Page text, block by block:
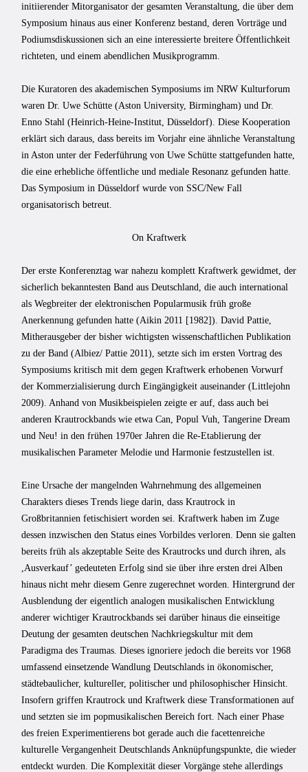
initiierender Mitorganisator der gesamten Veranstaltung, die über dem
Symposium hinaus aus einer Konferenz bestand, deren Vorträge und
Podiumsdiskussionen sich an eine interessierte breitere Öffentlichkeit
richteten, und einem abendlichen Musikprogramm.
Die Kuratoren des akademischen Symposiums im NRW Kulturforum
waren Dr. Uwe Schütte (Aston University, Birmingham) und Dr.
Enno Stahl (Heinrich-Heine-Institut, Düsseldorf). Diese Kooperation
erklärt sich daraus, dass bereits im Vorjahr eine ähnliche Veranstaltung
in Aston unter der Federführung von Uwe Schütte stattgefunden hatte,
die eine erhebliche öffentliche und mediale Resonanz gefunden hatte.
Das Symposium in Düsseldorf wurde von SSC/New Fall
organisatorisch betreut.
On Kraftwerk
Der erste Konferenztag war nahezu komplett Kraftwerk gewidmet, der
sicherlich bekanntesten Band aus Deutschland, die auch international
als Wegbreiter der elektronischen Popularmusik früh große
Anerkennung gefunden hatte (Aikin 2011 [1982]). David Pattie,
Mitherausgeber der bisher wichtigsten wissenschaftlichen Publikation
zu der Band (Albiez/ Pattie 2011), setzte sich im ersten Vortrag des
Symposiums kritisch mit dem gegen Kraftwerk erhobenen Vorwurf
der Kommerzialisierung durch Eingängigkeit auseinander (Littlejohn
2009). Anhand von Musikbeispielen zeigte er auf, dass auch bei
anderen Krautrockbands wie etwa Can, Popul Vuh, Tangerine Dream
und Neu! in den frühen 1970er Jahren die Re-Etablierung der
musikalischen Parameter Melodie und Harmonie festzustellen ist.
Eine Ursache der mangelnden Wahrnehmung des allgemeinen
Charakters dieses Trends liege darin, dass Krautrock in
Großbritannien fetischisiert worden sei. Kraftwerk haben im Zuge
dessen inzwischen den Status eines Vorbildes verloren. Denn sie galten
bereits früh als akzeptable Seite des Krautrocks und durch ihren, als
,Ausverkauf’ gedeuteten Erfolg sind sie über ihre ersten drei Alben
hinaus nicht mehr diesem Genre zugerechnet worden. Hintergrund der
Ausblendung der eigentlich analogen musikalischen Entwicklung
anderer wichtiger Krautrockbands sei darüber hinaus die einseitige
Deutung der gesamten deutschen Nachkriegskultur mit dem
Paradigma des Traumas. Dieses ignoriere jedoch die bereits vor 1968
umfassend einsetzende Wandlung Deutschlands in ökonomischer,
städtebaulicher, kultureller, politischer und philosophischer Hinsicht.
Insofern griffen Krautrock und Kraftwerk diese Transformationen auf
und setzten sie im popmusikalischen Bereich fort. Nach einer Phase
des freien Experimentierens bot gerade auch die facettenreiche
kulturelle Vergangenheit Deutschlands Anknüpfungspunkte, die wieder
entdeckt wurden. Die Komplexität dieser Vorgänge stehe allerdings